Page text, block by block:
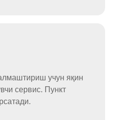
учун яқин
сервис. Пункт